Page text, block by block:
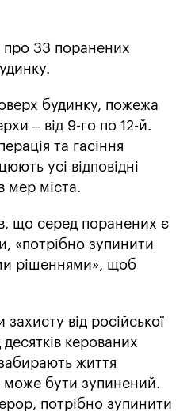
про 33 поранених
будинку, пожежа
– від 9-го по 12-й.
та гасіння
усі відповідні
мер міста.
що серед поранених є
«потрібно зупинити
рішеннями», щоб
захисту від російської
десятків керованих
життя
може бути зупинений.
потрібно зупинити